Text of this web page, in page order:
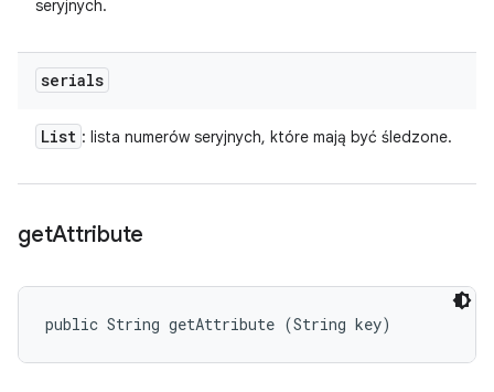
seryjnych.
serials
List : lista numerów seryjnych, które mają być śledzone.
getAttribute
public String getAttribute (String key)